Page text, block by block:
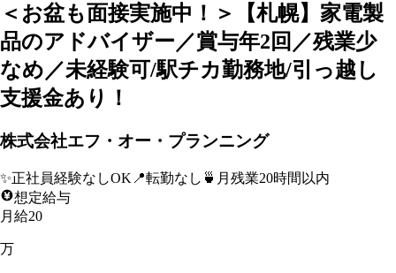
＜お盆も面接実施中！＞【札幌】家電製
品のアドバイザー／賞与年2回／残業少
なめ／未経験可/駅チカ勤務地/引っ越し
支援金あり！
株式会社エフ・オー・プランニング
✨正社員経験なしOK 📍転勤なし 🍵 月残業20時間以内
想定給与
月給20
万